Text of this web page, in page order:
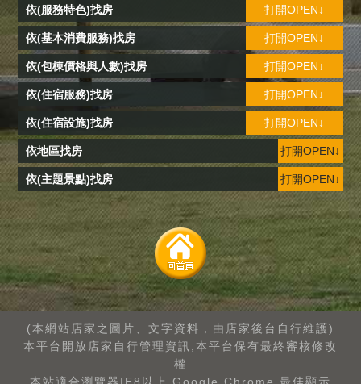
依(服務特色)找房 打開OPEN↓
依(基本消費服務)找房 打開OPEN↓
依(包棟價格與人數)找房 打開OPEN↓
依(住宿服務)找房 打開OPEN↓
依(住宿設施)找房 打開OPEN↓
依地區找房 打開OPEN↓
依(主題景點)找房 打開OPEN↓
(本網站店家之圖片、文字資料，由店家後台自行維護)
本平台開放店家自行管理資訊,本平台保有最終審核修改
權